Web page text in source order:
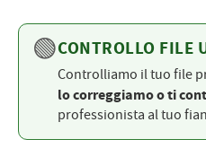
🟢CONTROLLO FILE
Controlliamo il tuo file
lo correggiamo o ti
professionista al tuo